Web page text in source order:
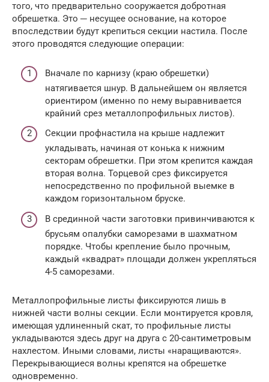
того, что предварительно сооружается добротная
обрешетка. Это ─ несущее основание, на которое
впоследствии будут крепиться секции настила. После
этого проводятся следующие операции:
Вначале по карнизу (краю обрешетки)
натягивается шнур. В дальнейшем он является
ориентиром (именно по нему выравнивается
крайний срез металлопрофильных листов).
Секции профнастила на крыше надлежит
укладывать, начиная от конька к нижним
секторам обрешетки. При этом крепится каждая
вторая волна. Торцевой срез фиксируется
непосредственно по профильной выемке в
каждом горизонтальном бруске.
В срединной части заготовки привинчиваются к
брусьям опалубки саморезами в шахматном
порядке. Чтобы крепление было прочным,
каждый «квадрат» площади должен укрепляться
4-5 саморезами.
Металлопрофильные листы фиксируются лишь в
нижней части волны секции. Если монтируется кровля,
имеющая удлиненный скат, то профильные листы
укладываются здесь друг на друга с 20-сантиметровым
нахлестом. Иными словами, листы «наращиваются».
Перекрывающиеся волны крепятся на обрешетке
одновременно.